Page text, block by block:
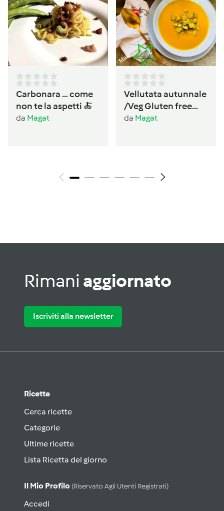
Carbonara … come
non te la aspetti 🍝
da Magat
Vellutata autunnale
/Veg Gluten free
Lactos free
da Magat
Rimani aggiornato
Iscriviti alla newsletter
Ricette
Cerca ricette
Categorie
Ultime ricette
Lista Ricetta del giorno
Il Mio Profilo (riservato Agli Utenti Registrati)
Accedi